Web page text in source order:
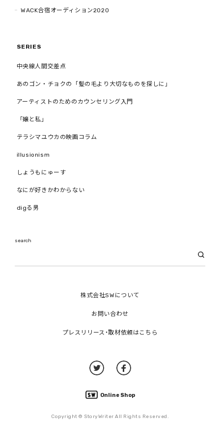
株式会社SWについて
お問い合わせ
プレスリリース・取材依頼はこちら
Online Shop
Copyright © StoryWriter All Rights Reserved.
WACK合宿オーディション2020
SERIES
中央線人間交差点
あのゴン・チョクの「髪の毛より大切なものを探しに」
アーティストのためのカウンセリング入門
「嬢と私」
テラシマユウカの映画コラム
illusionism
しょうもにゅーす
なにが好きかわからない
digる男
search